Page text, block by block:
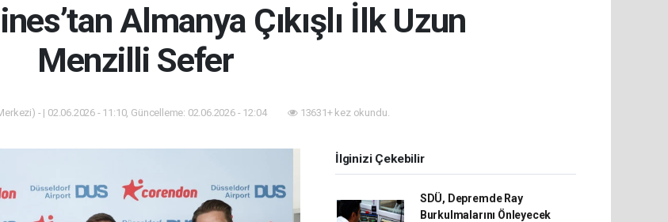
Almanya Çıkışlı İlk Uzun
Menzilli Sefer
- | 02.06.2026 - 11:10, Güncelleme: 02.06.2026 - 12:04 13631+ kez okundu.
İlginizi Çekebilir
SDÜ, Depremde Ray
Burkulmalarını Önleyecek